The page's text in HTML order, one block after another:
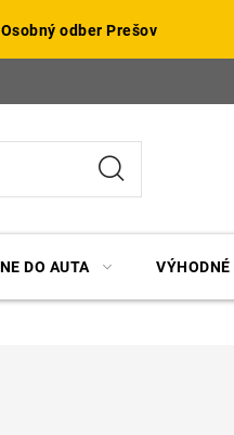
odber Prešov
DO AUTA VÝHODNÉ